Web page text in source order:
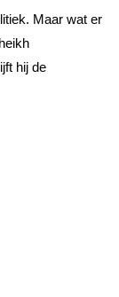
Maar wat er
hij de